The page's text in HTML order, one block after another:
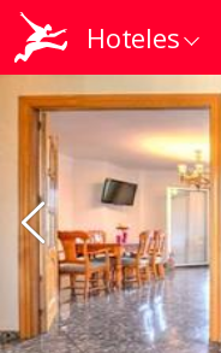
Hoteles